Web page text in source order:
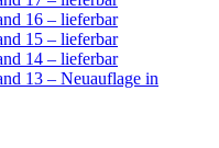
16 – lieferbar
15 – lieferbar
14 – lieferbar
13 – Neuauflage in